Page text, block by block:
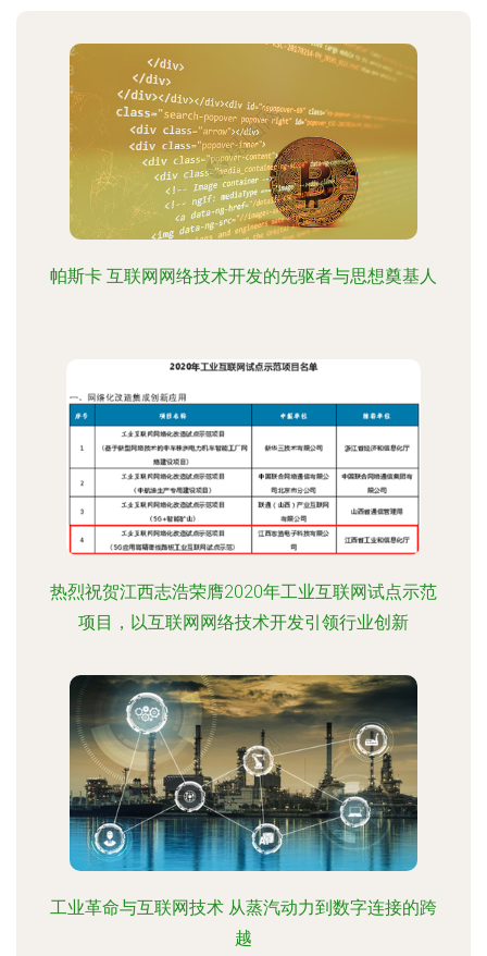
帕斯卡 互联网网络技术开发的先驱者与思想奠基人
热烈祝贺江西志浩荣膺2020年工业互联网试点示范
项目，以互联网网络技术开发引领行业创新
工业革命与互联网技术 从蒸汽动力到数字连接的跨
越